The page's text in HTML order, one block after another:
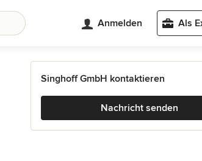
Anmelden Als
Singhoff GmbH kontaktieren
Nachricht senden